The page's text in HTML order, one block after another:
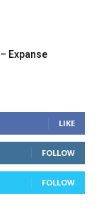
Expanse
LIKE
FOLLOW
FOLLOW